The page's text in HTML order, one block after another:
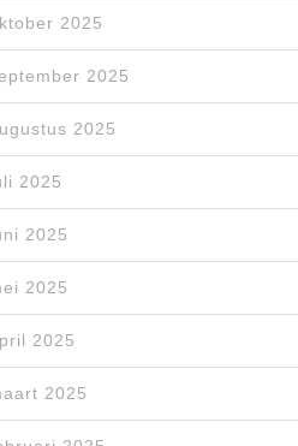
2025
2025
2025
2025
2025
2025
2025
2025